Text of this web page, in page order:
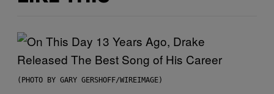
(PHOTO BY GARY GERSHOFF/WIREIMAGE)